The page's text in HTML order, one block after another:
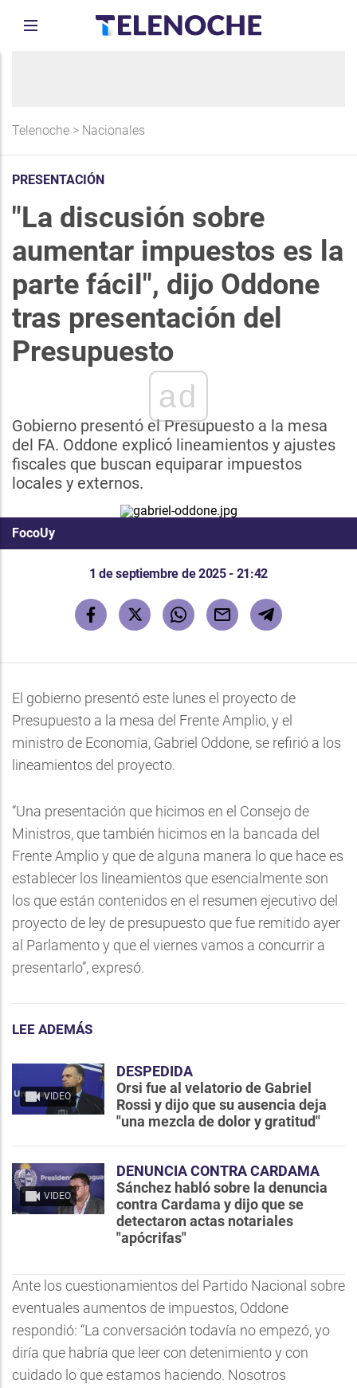
Telenoche > Nacionales
PRESENTACIÓN
"La discusión sobre
aumentar impuestos es la
parte fácil", dijo Oddone
tras presentación del
Presupuesto
ad
Gobierno presentó el Presupuesto a la mesa
del FA. Oddone explicó lineamientos y ajustes
fiscales que buscan equiparar impuestos
locales y externos.
FocoUy
1 de septiembre de 2025 - 21:42
El gobierno presentó este lunes el proyecto de
Presupuesto a la mesa del Frente Amplio, y el
ministro de Economía, Gabriel Oddone, se refirió a los
lineamientos del proyecto.
“Una presentación que hicimos en el Consejo de
Ministros, que también hicimos en la bancada del
Frente Amplio y que de alguna manera lo que hace es
establecer los lineamientos que esencialmente son
los que están contenidos en el resumen ejecutivo del
proyecto de ley de presupuesto que fue remitido ayer
al Parlamento y que el viernes vamos a concurrir a
presentarlo”, expresó.
LEE ADEMÁS
VIDEO
DESPEDIDA
Orsi fue al velatorio de Gabriel
Rossi y dijo que su ausencia deja
"una mezcla de dolor y gratitud"
VIDEO
DENUNCIA CONTRA CARDAMA
Sánchez habló sobre la denuncia
contra Cardama y dijo que se
detectaron actas notariales
"apócrifas"
Ante los cuestionamientos del Partido Nacional sobre
eventuales aumentos de impuestos, Oddone
respondió: “La conversación todavía no empezó, yo
diría que habría que leer con detenimiento y con
cuidado lo que estamos haciendo. Nosotros